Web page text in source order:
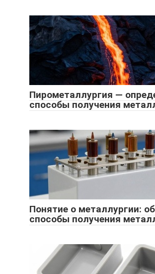
Пирометаллургия —
способы получения
Понятие о металлургии:
способы получения